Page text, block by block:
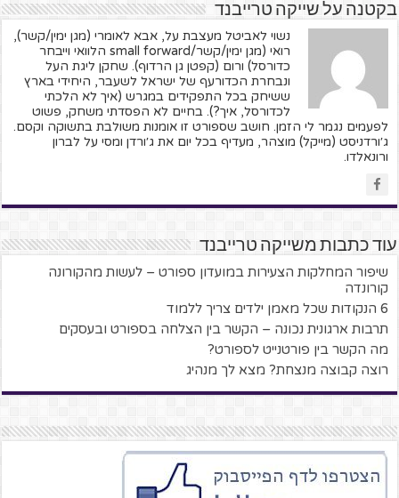
בקטנה על שייקה טרייבנד
נשוי לאביטל מעצבת על, אבא לאומרי (מגן ימין/קשר),
רואי (מגן ימין/קשר/small forward הלוואי וייבחר
כדורסל) ורום (קפטן גן הרדוף). שחקן ליגת העל
ונבחרת הכדורעף של ישראל לשעבר, היחידי בארץ
ששיחק בכל התפקידים במגרש (איך לא הלכתי
לכדורסל, איך?). בחיים לא הפסדתי משחק, פשוט
לפעמים נגמר לי הזמן. חושב שספורט זו אומנות משולבת בתשוקה וקסם.
ג׳ורדניסט (מייקל) מוצהר, מעדיף בכל יום את ג׳ורדן ומסי על לברון
ורונאלדו.
עוד כתבות משייקה טרייבנד
שיפור המחלקות הצעירות במועדון ספורט – לעשות מהקורונה
קורונדה
6 הנקודות שכל מאמן ילדים צריך ללמוד
תרבות ארגונית נכונה – הקשר בין הצלחה בספורט ובעסקים
מה הקשר בין פורטנייט לספורט?
רוצה קבוצה מנצחת? מצא לך מנהיג